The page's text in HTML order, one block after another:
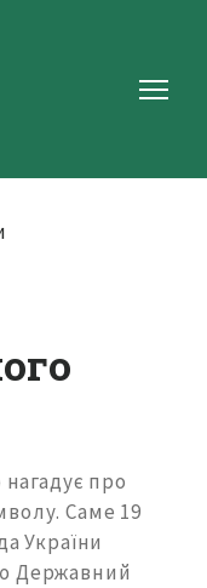
про
Саме 19
України
Державний